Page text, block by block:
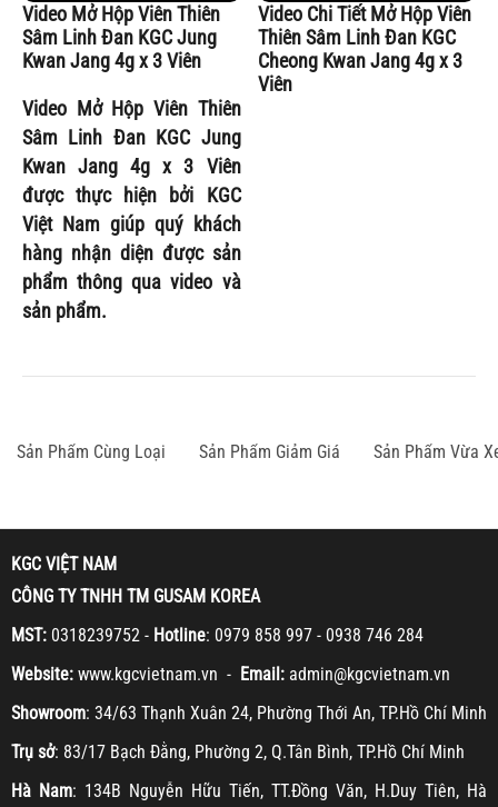
Video Mở Hộp Viên Thiên
Sâm Linh Đan KGC Jung
Kwan Jang 4g x 3 Viên
Video Mở Hộp Viên Thiên
Sâm Linh Đan KGC Jung
Kwan Jang 4g x 3 Viên
được thực hiện bởi KGC
Việt Namgiúp quý khách
hàng nhận diện được sản
phẩm thông qua video và
sản phẩm.
Video Chi Tiết Mở Hộp Viên
Thiên Sâm Linh Đan KGC
Cheong Kwan Jang 4g x 3
Viên
Sản Phẩm Cùng Loại Sản Phẩm Giảm Giá Sản Phẩm Vừa
KGC VIỆT NAM
CÔNG TY TNHH TM GUSAM KOREA
MST: 0318239752 - Hotline: 0979 858 997 - 0938 746 284
Website: www.kgcvietnam.vn - Email: admin@kgcvietnam.vn
Showroom: 34/63 Thạnh Xuân 24, Phường Thới An, TP.Hồ Chí Minh
Trụ sở: 83/17 Bạch Đằng, Phường 2, Q.Tân Bình, TP.Hồ Chí Minh
Hà Nam: 134B Nguyễn Hữu Tiến, TT.Đồng Văn, H.Duy Tiên, Hà